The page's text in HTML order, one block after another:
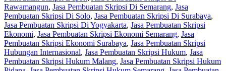
Rawamangun, Jasa Pembuatan Skripsi Di Semarang, Jasa
Pembuatan Skripsi Di Solo, Jasa Pembuatan Skripsi Di Surabaya,
Jasa Pembuatan Skripsi Di Yogyakarta, Jasa Pembuatan Skripsi
Ekonomi, Jasa Pembuatan Skripsi Ekonomi Semarang, Jasa
Pembuatan Skripsi Ekonomi Surabaya, Jasa Pembuatan Skripsi
Hubungan Internasional, Jasa Pembuatan Skripsi Hukum, Jasa
Pembuatan Skripsi Hukum Malang, Jasa Pembuatan Skripsi Hukum